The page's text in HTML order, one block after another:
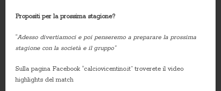
Propositi per la prossima stagione?
“Adesso divertiamoci e poi penseremo a preparare la prossima
stagione con la società e il gruppo”
Sulla pagina Facebook “calciovicentino.it” troverete il video
highlights del match